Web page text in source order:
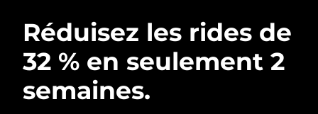
Réduisez les rides de
32 % en seulement 2
semaines.
Nettoyage du visage
Autriche Livraison estimée 09/08/2026
Bahreïn Livraison estimée10/08/2026
Belgique